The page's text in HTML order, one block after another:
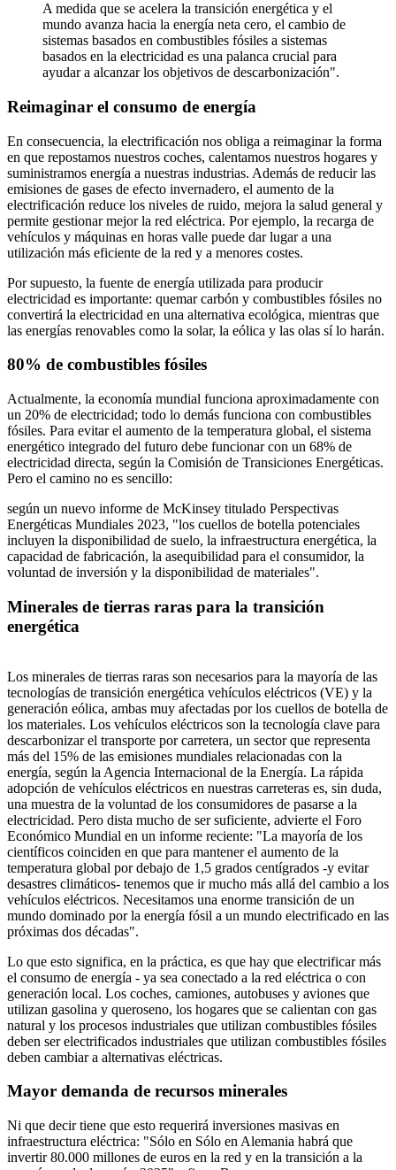
A medida que se acelera la transición energética y el
mundo avanza hacia la energía neta cero, el cambio de
sistemas basados en combustibles fósiles a sistemas
basados en la electricidad es una palanca crucial para
ayudar a alcanzar los objetivos de descarbonización".
Reimaginar el consumo de energía
En consecuencia, la electrificación nos obliga a reimaginar la forma
en que repostamos nuestros coches, calentamos nuestros hogares y
suministramos energía a nuestras industrias. Además de reducir las
emisiones de gases de efecto invernadero, el aumento de la
electrificación reduce los niveles de ruido, mejora la salud general y
permite gestionar mejor la red eléctrica. Por ejemplo, la recarga de
vehículos y máquinas en horas valle puede dar lugar a una
utilización más eficiente de la red y a menores costes.
Por supuesto, la fuente de energía utilizada para producir
electricidad es importante: quemar carbón y combustibles fósiles no
convertirá la electricidad en una alternativa ecológica, mientras que
las energías renovables como la solar, la eólica y las olas sí lo harán.
80% de combustibles fósiles
Actualmente, la economía mundial funciona aproximadamente con
un 20% de electricidad; todo lo demás funciona con combustibles
fósiles. Para evitar el aumento de la temperatura global, el sistema
energético integrado del futuro debe funcionar con un 68% de
electricidad directa, según la Comisión de Transiciones Energéticas.
Pero el camino no es sencillo:
según un nuevo informe de McKinsey titulado Perspectivas
Energéticas Mundiales 2023, "los cuellos de botella potenciales
incluyen la disponibilidad de suelo, la infraestructura energética, la
capacidad de fabricación, la asequibilidad para el consumidor, la
voluntad de inversión y la disponibilidad de materiales".
Minerales de tierras raras para la transición
energética
Los minerales de tierras raras son necesarios para la mayoría de las
tecnologías de transición energética vehículos eléctricos (VE) y la
generación eólica, ambas muy afectadas por los cuellos de botella de
los materiales. Los vehículos eléctricos son la tecnología clave para
descarbonizar el transporte por carretera, un sector que representa
más del 15% de las emisiones mundiales relacionadas con la
energía, según la Agencia Internacional de la Energía. La rápida
adopción de vehículos eléctricos en nuestras carreteras es, sin duda,
una muestra de la voluntad de los consumidores de pasarse a la
electricidad. Pero dista mucho de ser suficiente, advierte el Foro
Económico Mundial en un informe reciente: "La mayoría de los
científicos coinciden en que para mantener el aumento de la
temperatura global por debajo de 1,5 grados centígrados -y evitar
desastres climáticos- tenemos que ir mucho más allá del cambio a los
vehículos eléctricos. Necesitamos una enorme transición de un
mundo dominado por la energía fósil a un mundo electrificado en las
próximas dos décadas".
Lo que esto significa, en la práctica, es que hay que electrificar más
el consumo de energía - ya sea conectado a la red eléctrica o con
generación local. Los coches, camiones, autobuses y aviones que
utilizan gasolina y queroseno, los hogares que se calientan con gas
natural y los procesos industriales que utilizan combustibles fósiles
deben ser electrificados industriales que utilizan combustibles fósiles
deben cambiar a alternativas eléctricas.
Mayor demanda de recursos minerales
Ni que decir tiene que esto requerirá inversiones masivas en
infraestructura eléctrica: "Sólo en Sólo en Alemania habrá que
invertir 80.000 millones de euros en la red y en la transición a la